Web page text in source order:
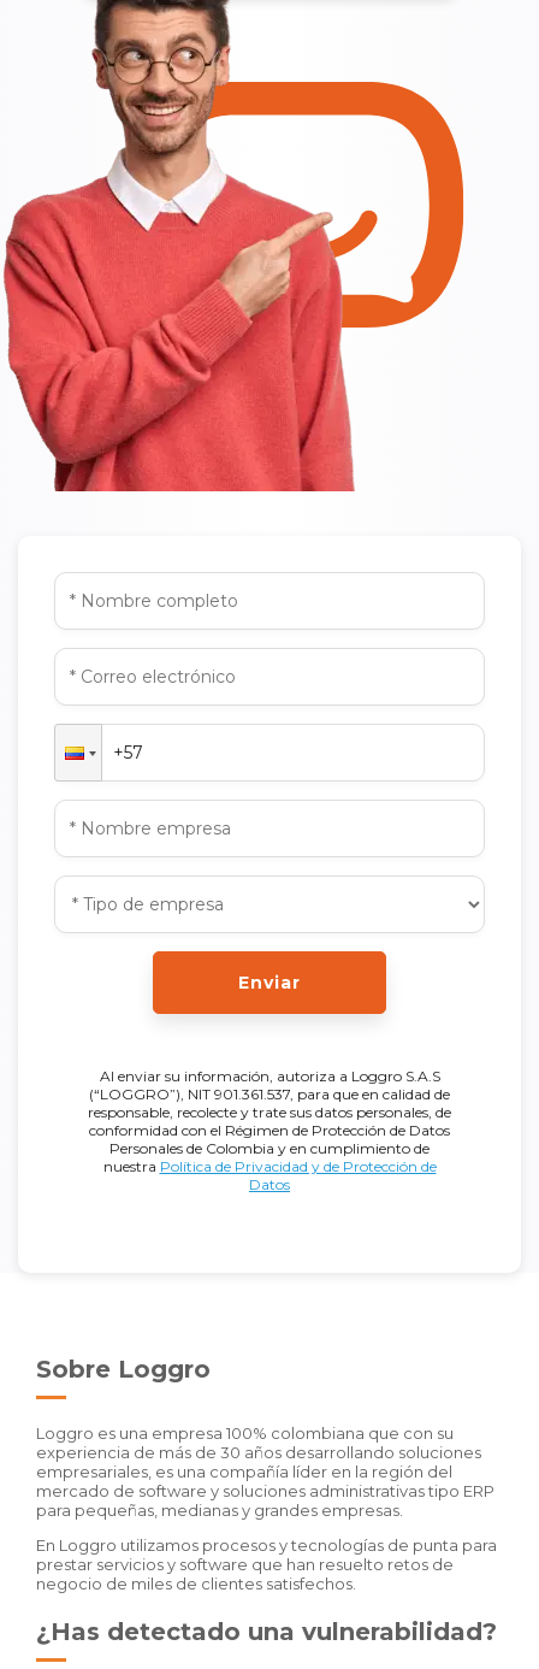
Enviar
Al enviar su información, autoriza a Loggro S.A.S
(“LOGGRO”), NIT 901.361.537, para que en calidad de
responsable, recolecte y trate sus datos personales, de
conformidad con el Régimen de Protección de Datos
Personales de Colombia y en cumplimiento de
nuestra Política de Privacidad y de Protección de
Datos
Sobre Loggro
Loggro es una empresa 100% colombiana que con su
experiencia de más de 30 años desarrollando soluciones
empresariales, es una compañía líder en la región del
mercado de software y soluciones administrativas tipo ERP
para pequeñas, medianas y grandes empresas.
En Loggro utilizamos procesos y tecnologías de punta para
prestar servicios y software que han resuelto retos de
negocio de miles de clientes satisfechos.
¿Has detectado una vulnerabilidad?